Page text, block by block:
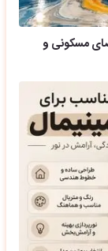
مسکونی و